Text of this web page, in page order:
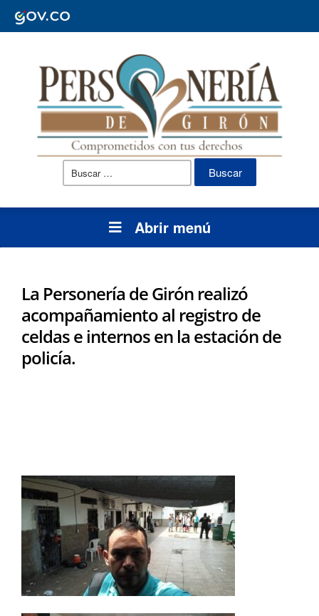
Buscar:
Abrir menú
La Personería de Girón realizó
acompañamiento al registro de
celdas e internos en la estación de
policía.